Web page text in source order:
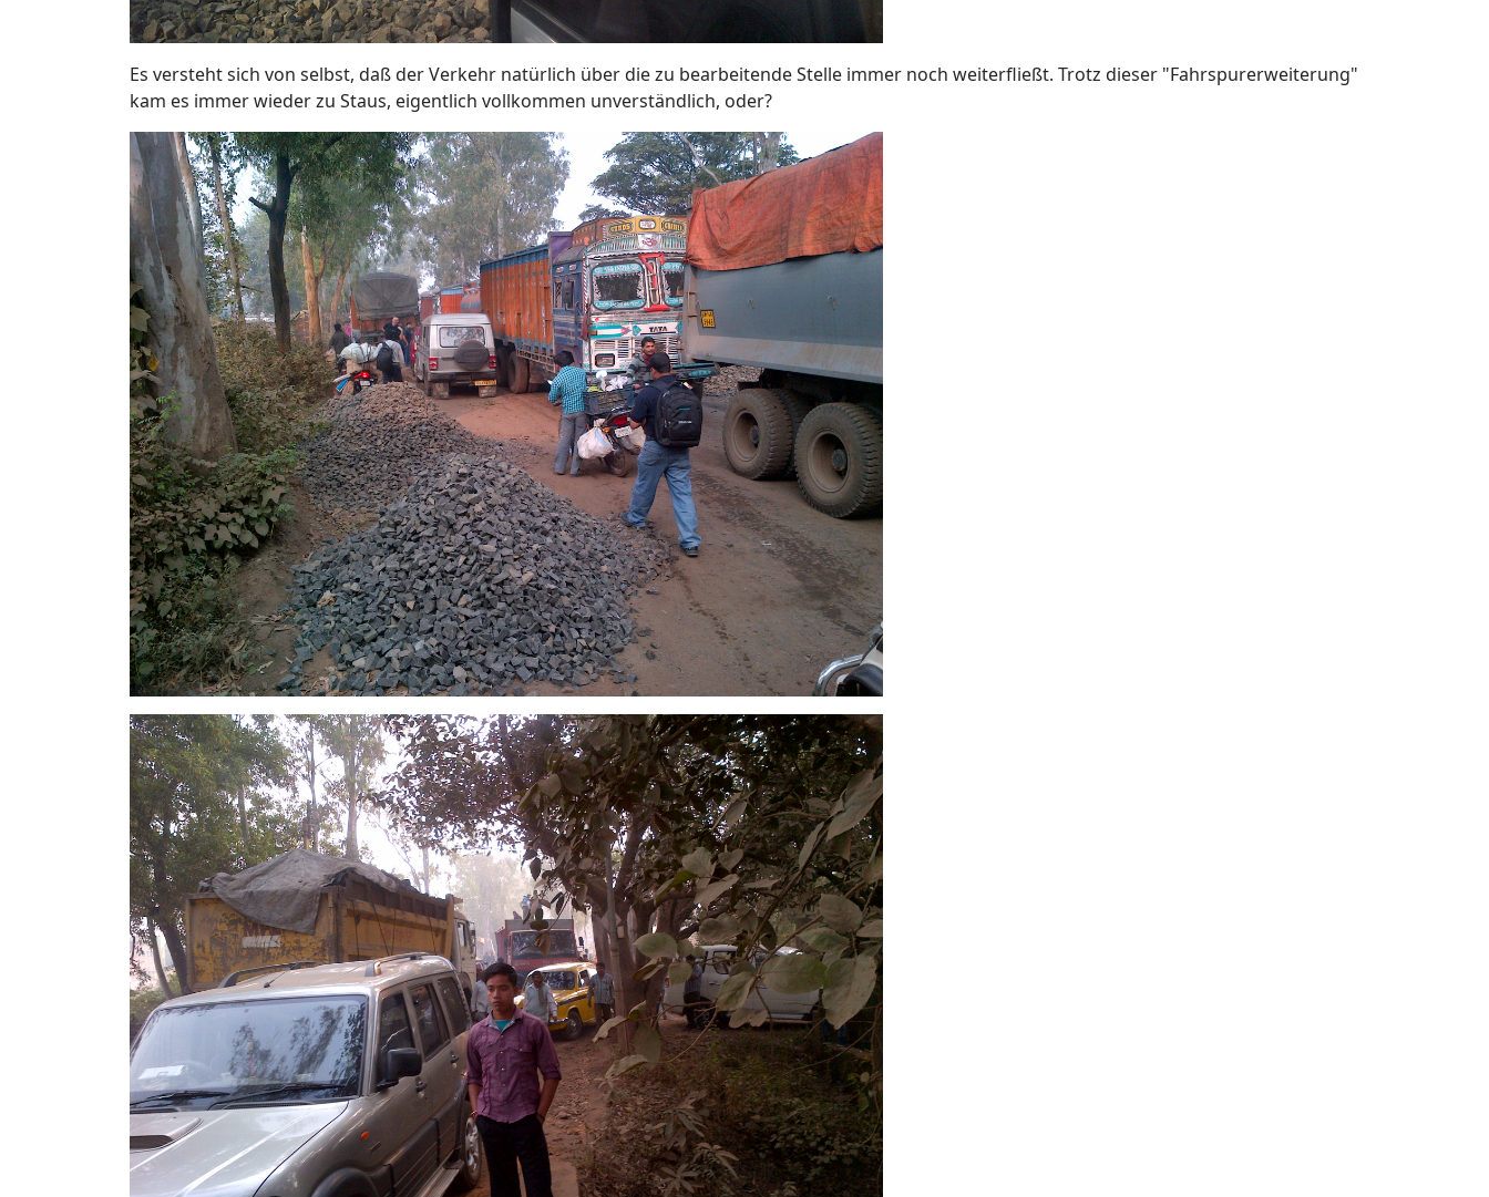
Es versteht sich von selbst, daß der Verkehr natürlich über die zu bearbeitende Stelle immer noch weiterfließt. Trotz dieser "Fahrspurerweiterung"
kam es immer wieder zu Staus, eigentlich vollkommen unverständlich, oder?